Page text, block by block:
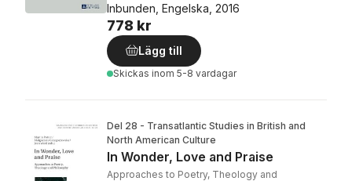
Inbunden, Engelska, 2016
778 kr
Lägg till
Skickas inom 5-8 vardagar
Del 28 - Transatlantic Studies in British and
North American Culture
In Wonder, Love and Praise
Approaches to Poetry, Theology and